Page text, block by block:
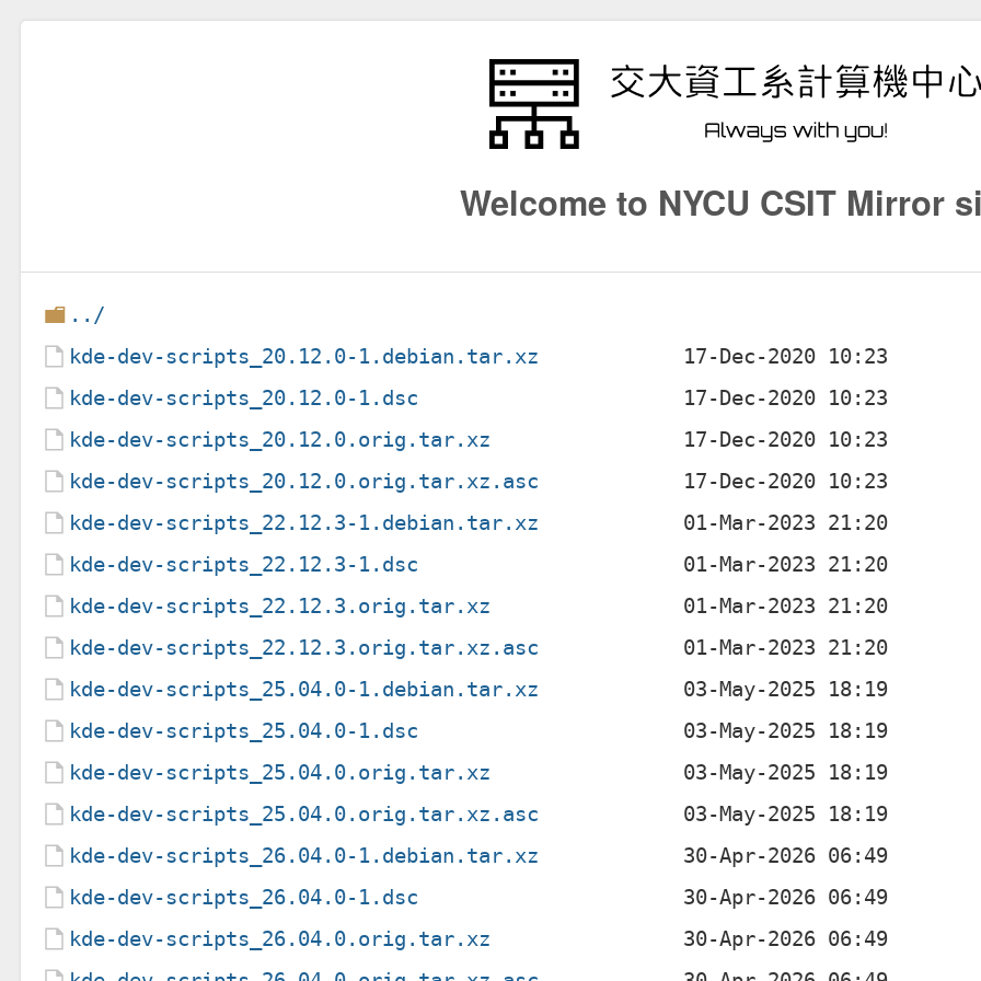
Welcome to NYCU CSIT Mirror
../
kde-dev-scripts_20.12.0-1.debian.tar.xz
kde-dev-scripts_20.12.0-1.dsc
kde-dev-scripts_20.12.0.orig.tar.xz
kde-dev-scripts_20.12.0.orig.tar.xz.asc
kde-dev-scripts_22.12.3-1.debian.tar.xz
kde-dev-scripts_22.12.3-1.dsc
kde-dev-scripts_22.12.3.orig.tar.xz
kde-dev-scripts_22.12.3.orig.tar.xz.asc
kde-dev-scripts_25.04.0-1.debian.tar.xz
kde-dev-scripts_25.04.0-1.dsc
kde-dev-scripts_25.04.0.orig.tar.xz
kde-dev-scripts_25.04.0.orig.tar.xz.asc
kde-dev-scripts_26.04.0-1.debian.tar.xz
kde-dev-scripts_26.04.0-1.dsc
kde-dev-scripts_26.04.0.orig.tar.xz